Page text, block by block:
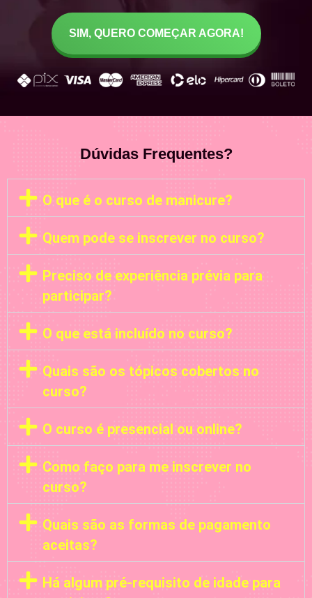
SIM, QUERO COMEÇAR AGORA!
Dúvidas Frequentes?
O que é o curso de manicure?
Quem pode se inscrever no curso?
Preciso de experiência prévia para
participar?
O que está incluído no curso?
Quais são os tópicos cobertos no
curso?
O curso é presencial ou online?
Como faço para me inscrever no
curso?
Quais são as formas de pagamento
aceitas?
Há algum pré-requisito de idade para